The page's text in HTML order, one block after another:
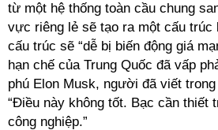
từ một hệ thống toàn cầu chung
vực riêng lẻ sẽ tạo ra một cấu trúc
cấu trúc sẽ “dễ bị biến động giá
hạn chế của Trung Quốc đã vấp
phú Elon Musk, người đã viết
“Điều này không tốt. Bạc cần thiết
công nghiệp.”